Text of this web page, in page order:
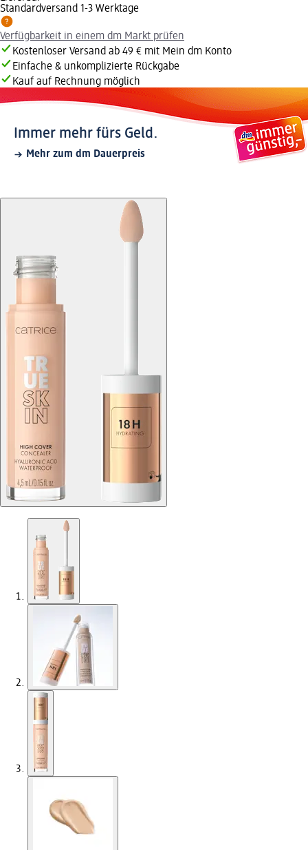
Standardversand 1-3 Werktage
Verfügbarkeit in einem dm Markt prüfen
Kostenloser Versand ab 49 € mit Mein dm Konto
Einfache & unkomplizierte Rückgabe
Kauf auf Rechnung möglich
Immer mehr fürs Geld.
Mehr zum dm Dauerpreis